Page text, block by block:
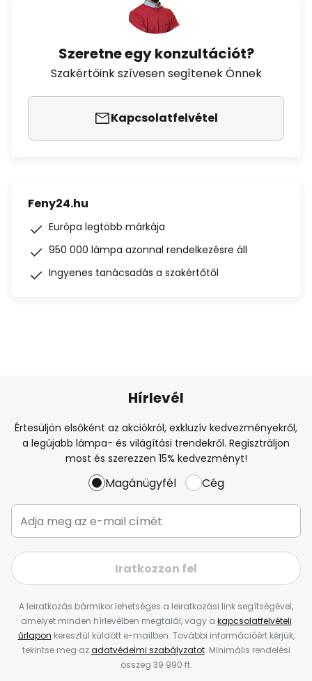
Szeretne egy konzultációt?
Szakértőink szívesen segítenek Önnek
Kapcsolatfelvétel
Feny24.hu
Európa legtöbb márkája
950 000 lámpa azonnal rendelkezésre áll
Ingyenes tanácsadás a szakértőtől
Hírlevél
Értesüljön elsőként az akciókról, exkluzív kedvezményekről,
a legújabb lámpa- és világítási trendekről. Regisztráljon
most és szerezzen 15% kedvezményt!
Magánügyfél Cég
Iratkozzon fel
A leiratkozás bármikor lehetséges a leiratkozási link segítségével,
amelyet minden hírlevélben megtalál, vagy a kapcsolatfelvételi
űrlapon keresztül küldött e-mailben. További információért kérjük,
tekintse meg azadatvédelmi szabályzatot. Minimális rendelési
összeg 39 990 ft.